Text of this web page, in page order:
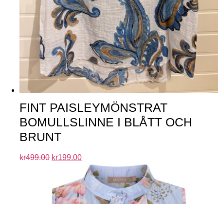
FINT PAISLEYMÖNSTRAT
BOMULLSLINNE I BLÅTT OCH
BRUNT
kr499.00 kr199.00